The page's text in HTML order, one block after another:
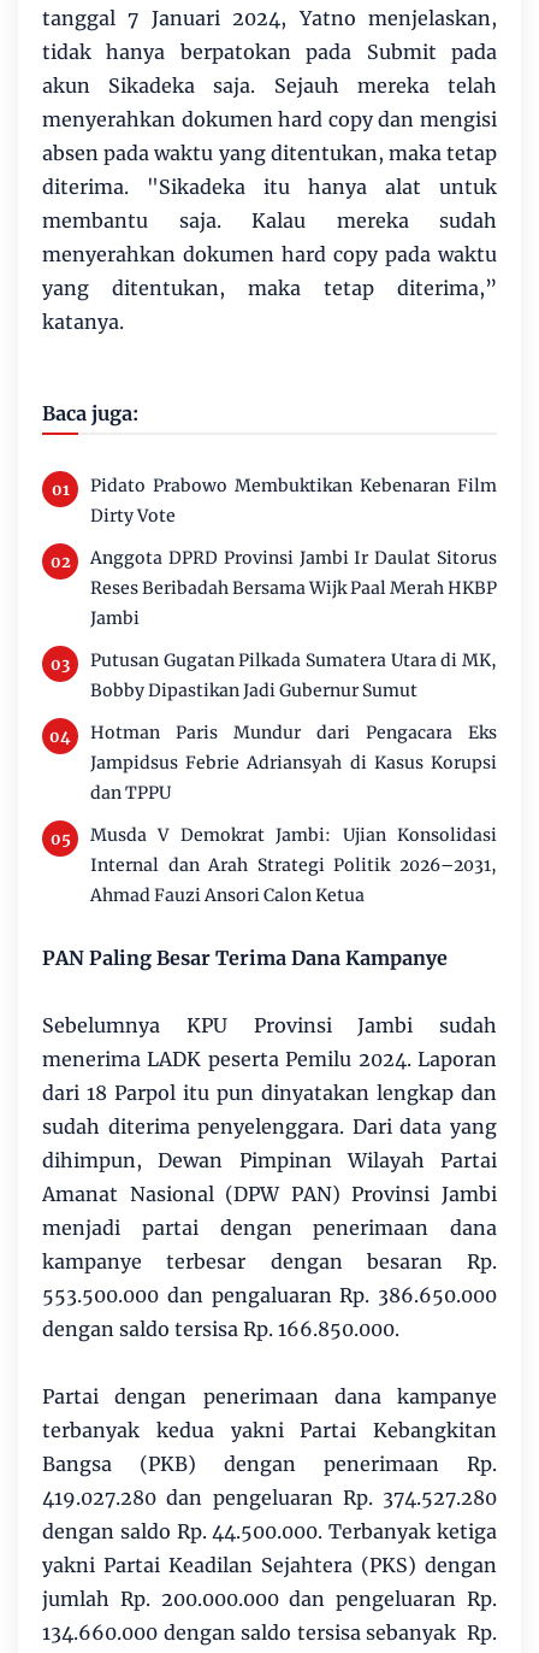
tanggal 7 Januari 2024, Yatno menjelaskan,
tidak hanya berpatokan pada Submit pada
akun Sikadeka saja. Sejauh mereka telah
menyerahkan dokumen hard copy dan mengisi
absen pada waktu yang ditentukan, maka tetap
diterima. "Sikadeka itu hanya alat untuk
membantu saja. Kalau mereka sudah
menyerahkan dokumen hard copy pada waktu
yang ditentukan, maka tetap diterima,”
katanya.
Baca juga:
Pidato Prabowo Membuktikan Kebenaran Film
Dirty Vote
Anggota DPRD Provinsi Jambi Ir Daulat Sitorus
Reses Beribadah Bersama Wijk Paal Merah HKBP
Jambi
Putusan Gugatan Pilkada Sumatera Utara di MK,
Bobby Dipastikan Jadi Gubernur Sumut
Hotman Paris Mundur dari Pengacara Eks
Jampidsus Febrie Adriansyah di Kasus Korupsi
dan TPPU
Musda V Demokrat Jambi: Ujian Konsolidasi
Internal dan Arah Strategi Politik 2026–2031,
Ahmad Fauzi Ansori Calon Ketua
PAN Paling Besar Terima Dana Kampanye
Sebelumnya KPU Provinsi Jambi sudah
menerima LADK peserta Pemilu 2024. Laporan
dari 18 Parpol itu pun dinyatakan lengkap dan
sudah diterima penyelenggara. Dari data yang
dihimpun, Dewan Pimpinan Wilayah Partai
Amanat Nasional (DPW PAN) Provinsi Jambi
menjadi partai dengan penerimaan dana
kampanye terbesar dengan besaran Rp.
553.500.000 dan pengaluaran Rp. 386.650.000
dengan saldo tersisa Rp. 166.850.000.
Partai dengan penerimaan dana kampanye
terbanyak kedua yakni Partai Kebangkitan
Bangsa (PKB) dengan penerimaan Rp.
419.027.280 dan pengeluaran Rp. 374.527.280
dengan saldo Rp. 44.500.000. Terbanyak ketiga
yakni Partai Keadilan Sejahtera (PKS) dengan
jumlah Rp. 200.000.000 dan pengeluaran Rp.
134.660.000 dengan saldo tersisa sebanyak Rp.